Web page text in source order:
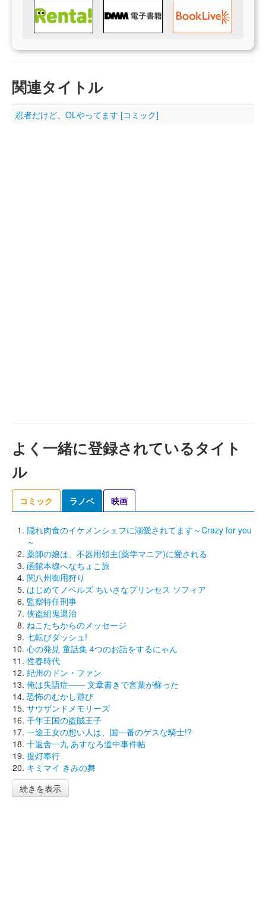
関連タイトル
忍者だけど、OLやってます [コミック]
よく一緒に登録されているタイト
ル
コミック ラノベ 映画
隠れ肉食のイケメンシェフに溺愛されてます～Crazy for you
～
薬師の娘は、不器用領主(薬学マニア)に愛される
函館本線へなちょこ旅
関八州御用狩り
はじめてノベルズ ちいさなプリンセス ソフィア
監察特任刑事
侠盗組鬼退治
ねこたちからのメッセージ
七転びダッシュ!
心の発見 童話集 4つのお話をするにゃん
性春時代
紀州のドン・ファン
俺は失語症―― 文章書きで言葉が蘇った
恐怖のむかし遊び
サウザンドメモリーズ
千年王国の盗賊王子
一途王女の想い人は、国一番のゲスな騎士!?
十返舎一九 あすなろ道中事件帖
提灯奉行
キミマイ きみの舞
続きを表示